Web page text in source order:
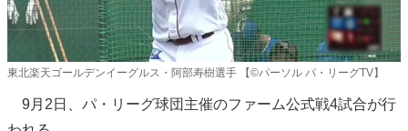
東北楽天ゴールデンイーグルス・阿部寿樹選手 【©パーソル パ・リーグTV】
9月2日、パ・リーグ球団主催のファーム公式戦4試合が行